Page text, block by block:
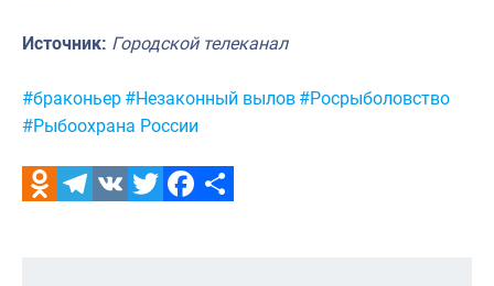
Источник: Городской телеканал
Метки:
#браконьер #Незаконный вылов #Росрыболовство
#Рыбоохрана России